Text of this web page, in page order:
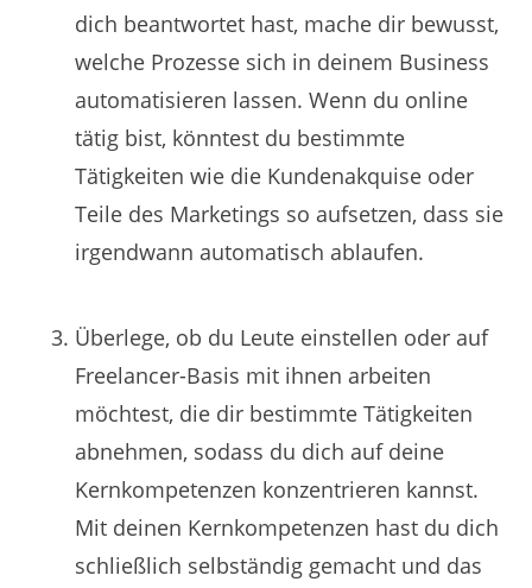
dich beantwortet hast, mache dir bewusst,
welche Prozesse sich in deinem Business
automatisieren lassen. Wenn du online
tätig bist, könntest du bestimmte
Tätigkeiten wie die Kundenakquise oder
Teile des Marketings so aufsetzen, dass sie
irgendwann automatisch ablaufen.
Überlege, ob du Leute einstellen oder auf
Freelancer-Basis mit ihnen arbeiten
möchtest, die dir bestimmte Tätigkeiten
abnehmen, sodass du dich auf deine
Kernkompetenzen konzentrieren kannst.
Mit deinen Kernkompetenzen hast du dich
schließlich selbständig gemacht und das